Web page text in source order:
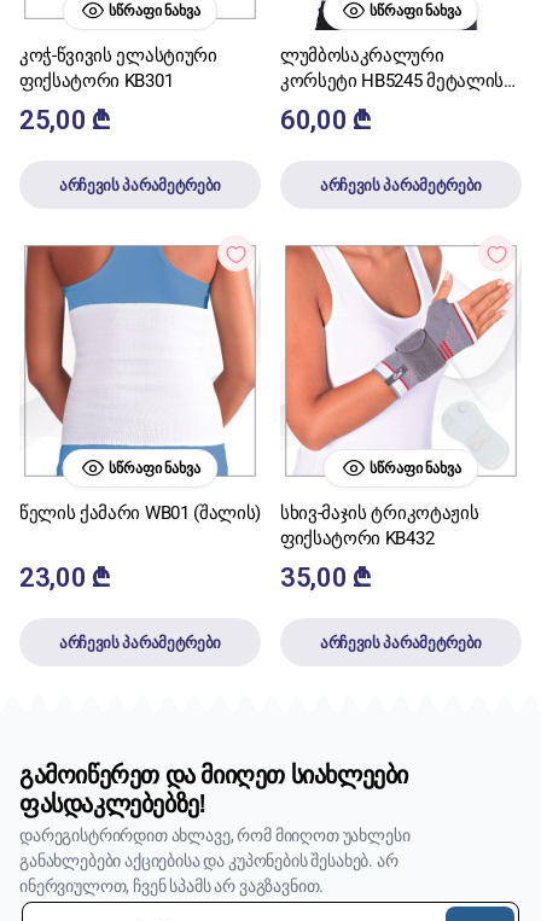
ᲡᲬᲠᲐᲤᲘ ᲜᲐᲮᲕᲐ
კოჭ-წვივის ელასტიური
ფიქსატორი KB301
25,00 ₾
არჩევის პარამეტრები
ᲡᲬᲠᲐᲤᲘ ᲜᲐᲮᲕᲐ
ლუმბოსაკრალური
კორსეტი HB5245 მეტალის
ჩანართით
60,00 ₾
არჩევის პარამეტრები
ᲡᲬᲠᲐᲤᲘ ᲜᲐᲮᲕᲐ
წელის ქამარი WB01 (შალის)
23,00 ₾
არჩევის პარამეტრები
ᲡᲬᲠᲐᲤᲘ ᲜᲐᲮᲕᲐ
სხივ-მაჯის ტრიკოტაჟის
ფიქსატორი KB432
35,00 ₾
არჩევის პარამეტრები
გამოიწერეთ და მიიღეთ სიახლეები
ფასდაკლებებზე!
დარეგისტრირდით ახლავე, რომ მიიღოთ უახლესი
განახლებები აქციებისა და კუპონების შესახებ. არ
ინერვიულოთ, ჩვენ სპამს არ ვაგზავნით.